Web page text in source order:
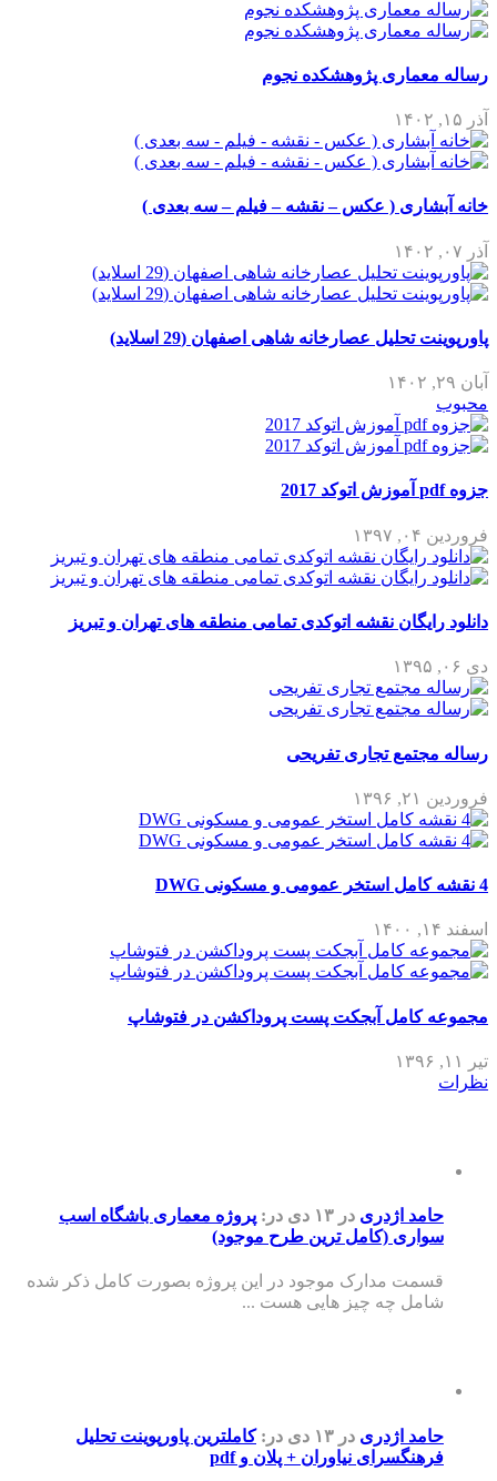
رساله معماری پژوهشکده نجوم
آذر ۱۵, ۱۴۰۲
خانه آبشاری ( عکس – نقشه – فیلم – سه بعدی )
آذر ۰۷, ۱۴۰۲
پاورپوینت تحلیل عصارخانه شاهی اصفهان (29 اسلاید)
آبان ۲۹, ۱۴۰۲
محبوب
جزوه pdf آموزش اتوکد 2017
فروردین ۰۴, ۱۳۹۷
دانلود رایگان نقشه اتوکدی تمامی منطقه های تهران و تبریز
دی ۰۶, ۱۳۹۵
رساله مجتمع تجاری تفریحی
فروردین ۲۱, ۱۳۹۶
4 نقشه کامل استخر عمومی و مسکونی DWG
اسفند ۱۴, ۱۴۰۰
مجموعه کامل آبجکت پست پروداکشن در فتوشاپ
تیر ۱۱, ۱۳۹۶
نظرات
حامد اژدری در ۱۳ دی در: پروژه معماری باشگاه اسب
سواری (کامل ترین طرح موجود)
قسمت مدارک موجود در این پروژه بصورت کامل ذکر شده
شامل چه چیز هایی هست ...
حامد اژدری در ۱۳ دی در:کاملترین پاورپوینت تحلیل
فرهنگسرای نیاوران + پلان و pdf